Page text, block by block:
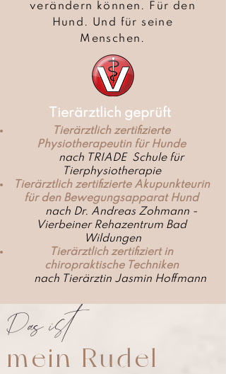
verändern können. Für den
Hund. Und für seine
Menschen.
Tierärztlich geprüft
Tierärztlich zertifizierte
Physiotherapeutin für Hunde
nach TRIADE Schule für
Tierphysiotherapie
Tierärztlich zertifizierte Akupunkteurin
für den Bewegungsapparat Hund
nach Dr. Andreas Zohmann -
Vierbeiner Rehazentrum Bad
Wildungen
Tierärztlich zertifiziert in
chiropraktische Techniken
nach Tierärztin Jasmin Hoffmann
Das ist
mein Rudel